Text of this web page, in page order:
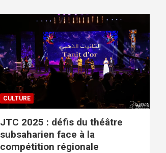
CULTURE
JTC 2025 : défis du théâtre
subsaharien face à la
compétition régionale